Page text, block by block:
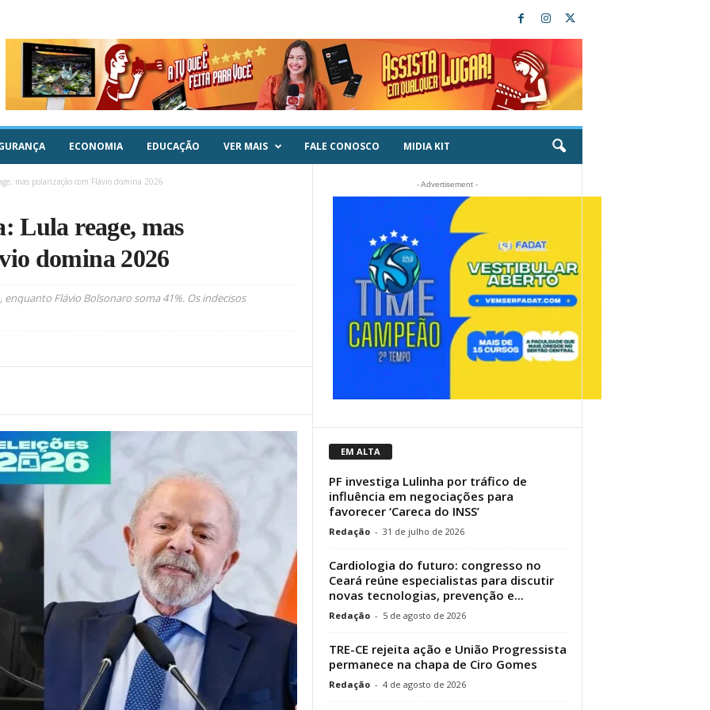
ECONOMIA EDUCAÇÃO VER MAIS FALE CONOSCO MIDIA KIT
mas polarização com Flávio domina 2026
Lula reage, mas
domina 2026
Flávio Bolsonaro soma 41%. Os indecisos
- Advertisement -
EM ALTA
PF investiga Lulinha por tráfico de
influência em negociações para
favorecer ‘Careca do INSS’
Redação - 31 de julho de 2026
Cardiologia do futuro: congresso no
Ceará reúne especialistas para discutir
novas tecnologias, prevenção e...
Redação - 5 de agosto de 2026
TRE-CE rejeita ação e União Progressista
permanece na chapa de Ciro Gomes
Redação - 4 de agosto de 2026